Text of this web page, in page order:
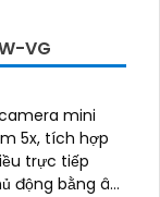
VG
mini
5x, tích hợp
trực tiếp
động bằng âm